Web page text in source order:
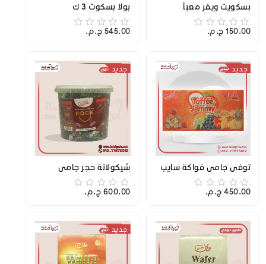
بسكويت ويفر معبأ
150.00 ج.م.‏
بولا بسكوت 3 ك
545.00 ج.م.‏
جديد
توفي جامي فواكة سايب
450.00 ج.م.‏
جديد
شيكولاتة حجر جامي
600.00 ج.م.‏
جديد